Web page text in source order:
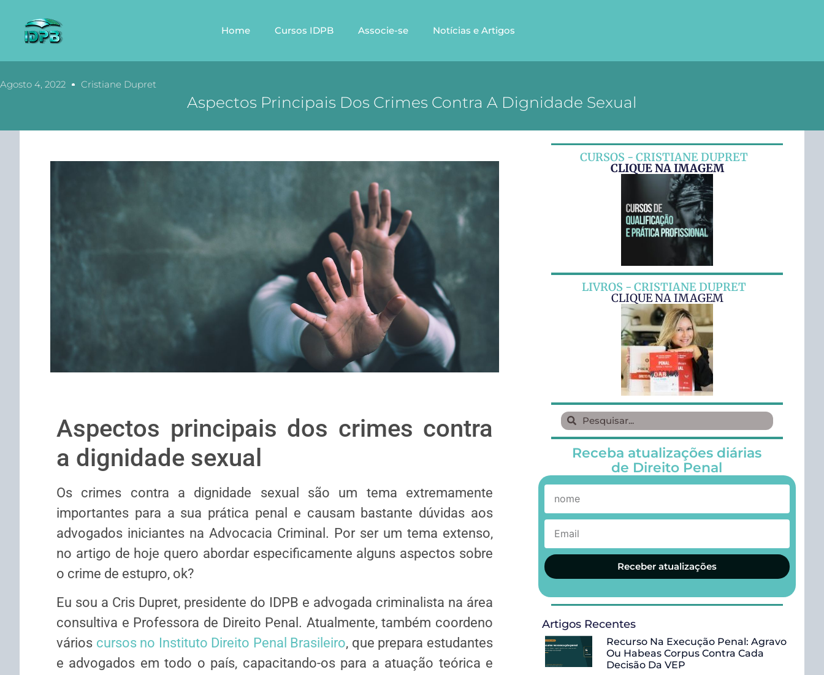
Home Cursos IDPB Associe-se Notícias e Artigos
Agosto 4, 2022 Cristiane Dupret
Aspectos Principais Dos Crimes Contra A Dignidade Sexual
Aspectos principais dos crimes contra
a dignidade sexual
Os crimes contra a dignidade sexual são um tema extremamente
importantes para a sua prática penal e causam bastante dúvidas aos
advogados iniciantes na Advocacia Criminal. Por ser um tema extenso,
no artigo de hoje quero abordar especificamente alguns aspectos sobre
o crime de estupro, ok?
Eu sou a Cris Dupret, presidente do IDPB e advogada criminalista na área
consultiva e Professora de Direito Penal. Atualmente, também coordeno
vários cursos no Instituto Direito Penal Brasileiro, que prepara estudantes
e advogados em todo o país, capacitando-os para a atuação teórica e
CURSOS - CRISTIANE DUPRET
CLIQUE NA IMAGEM
LIVROS - CRISTIANE DUPRET
CLIQUE NA IMAGEM
Receba atualizações diárias
de Direito Penal
Receber atualizações
Artigos Recentes
Recurso Na Execução Penal: Agravo
Ou Habeas Corpus Contra Cada
Decisão Da VEP